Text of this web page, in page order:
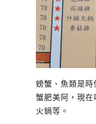
螃蟹、魚類是
蟹肥美阿，現在
火鍋等。